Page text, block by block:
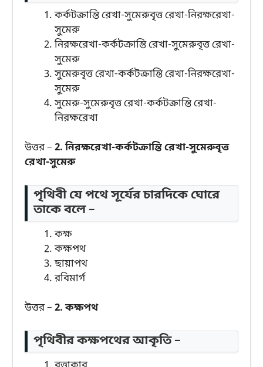
কর্কটক্রান্তি রেখা-সুমেরুবৃত্ত রেখা-নিরক্ষরেখা-
সুমেরু
নিরক্ষরেখা-কর্কটক্রান্তি রেখা-সুমেরুবৃত্ত রেখা-
সুমেরু
সুমেরুবৃত্ত রেখা-কর্কটক্রান্তি রেখা-নিরক্ষরেখা-
সুমেরু
সুমেরু-সুমেরুবৃত্ত রেখা-কর্কটক্রান্তি রেখা-
নিরক্ষরেখা
উত্তর – 2. নিরক্ষরেখা-কর্কটক্রান্তি রেখা-সুমেরুবৃত্ত
রেখা-সুমেরু
পৃথিবী যে পথে সূর্যের চারদিকে ঘোরে
তাকে বলে –
কক্ষ
কক্ষপথ
ছায়াপথ
রবিমার্গ
উত্তর – 2. কক্ষপথ
পৃথিবীর কক্ষপথের আকৃতি –